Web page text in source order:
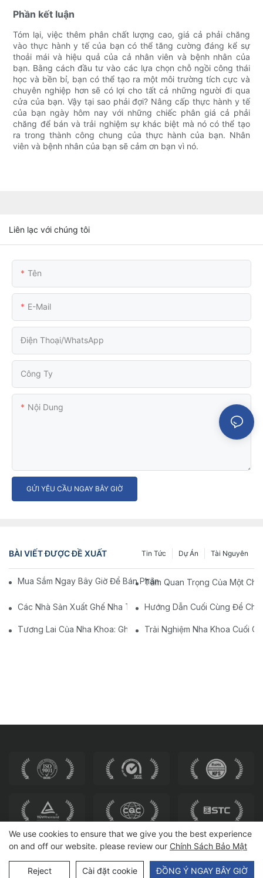
Phần kết luận
Tóm lại, việc thêm phân chất lượng cao, giá cả phải chăng
vào thực hành y tế của bạn có thể tăng cường đáng kể sự
thoải mái và hiệu quả của cả nhân viên và bệnh nhân của
bạn. Bằng cách đầu tư vào các lựa chọn chỗ ngồi công thái
học và bền bỉ, bạn có thể tạo ra một môi trường tích cực và
chuyên nghiệp hơn sẽ có lợi cho tất cả những người đi qua
cửa của bạn. Vậy tại sao phải đợi? Nâng cấp thực hành y tế
của bạn ngày hôm nay với những chiếc phân giá cả phải
chăng để bán và trải nghiệm sự khác biệt mà nó có thể tạo
ra trong thành công chung của thực hành của bạn. Nhân
viên và bệnh nhân của bạn sẽ cảm ơn bạn vì nó.
Liên lạc với chúng tôi
Tên
E-Mail
Điện Thoại/WhatsApp
Công Ty
Nội Dung
GỬI YÊU CẦU NGAY BÂY GIỜ
BÀI VIẾT ĐƯỢC ĐỀ XUẤT Tài Nguyên
Dự Án
Tin Tức
Mua Sắm Ngay Bây Giờ Để Bán Phân Y Tế Chất Lượng Hàng
Tầm Quan Trọng Của Một
Các Nhà Sản Xuất Ghế Nha Trên Trung Quốc: Đổi Mới Và Chất
Hướng Dẫn Cuối Cùng Để
Tương Lai Của Nha Khoa: Ghế Nha Khoa Hiện Đại Được Cá
Trải Nghiệm Nha Khoa Cuối
Bản quyền © 2025 HEWEI SEATING | Sơ đồ trang web
We use cookies to ensure that we give you the best experience
on and off our website. please review our Chính Sách Bảo Mật
Reject Cài đặt cookie ĐỒNG Ý NGAY BÂY GIỜ